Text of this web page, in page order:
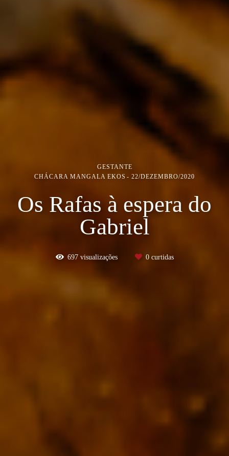
GESTANTE
CHÁCARA MANGALA EKOS
22/DEZEMBRO/2020
Os Rafas à espera do
Gabriel
697visualizações 0curtidas